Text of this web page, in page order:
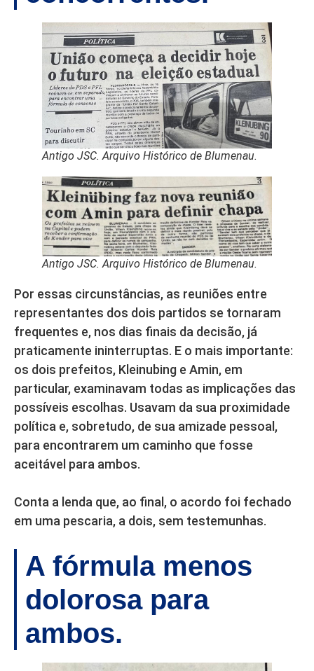
Antigo JSC. Arquivo Histórico de Blumenau.
Antigo JSC. Arquivo Histórico de Blumenau.
Por essas circunstâncias, as reuniões entre
representantes dos dois partidos se tornaram
frequentes e, nos dias finais da decisão, já
praticamente ininterruptas. E o mais importante:
os dois prefeitos, Kleinubing e Amin, em
particular, examinavam todas as implicações das
possíveis escolhas. Usavam da sua proximidade
política e, sobretudo, de sua amizade pessoal,
para encontrarem um caminho que fosse
aceitável para ambos.
Conta a lenda que, ao final, o acordo foi fechado
em uma pescaria, a dois, sem testemunhas.
A fórmula menos
dolorosa para
ambos.